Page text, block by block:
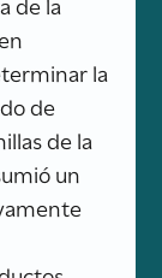
la
de
de la
un